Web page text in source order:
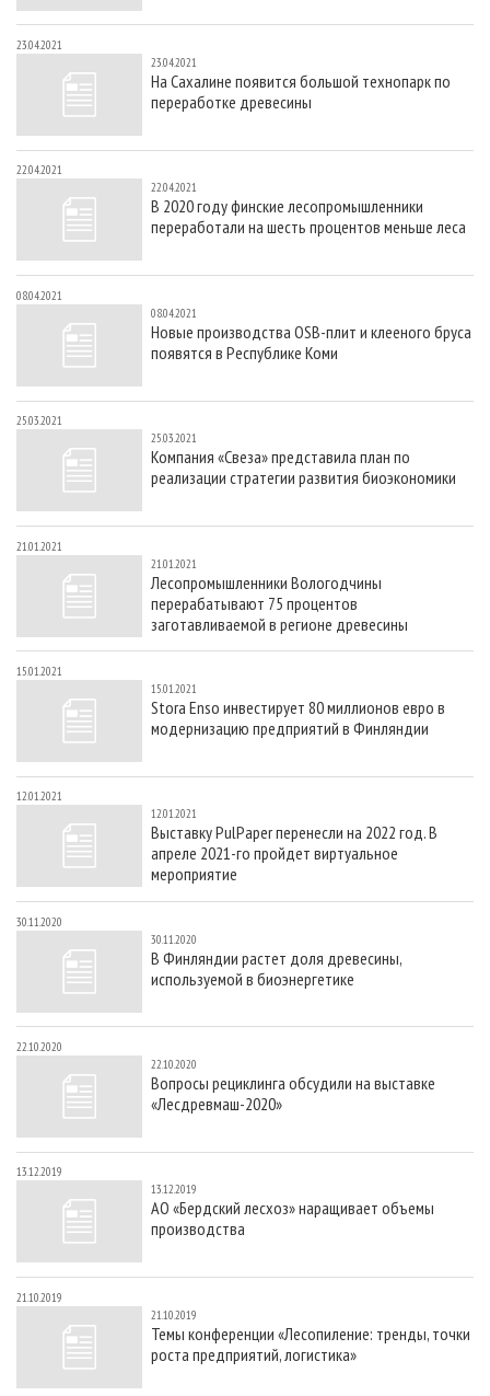
23.04.2021
23.04.2021
На Сахалине появится большой технопарк по
переработке древесины
22.04.2021
22.04.2021
В 2020 году финские лесопромышленники
переработали на шесть процентов меньше леса
08.04.2021
08.04.2021
Новые производства OSB-плит и клееного бруса
появятся в Республике Коми
25.03.2021
25.03.2021
Компания «Свеза» представила план по
реализации стратегии развития биоэкономики
21.01.2021
21.01.2021
Лесопромышленники Вологодчины
перерабатывают 75 процентов
заготавливаемой в регионе древесины
15.01.2021
15.01.2021
Stora Enso инвестирует 80 миллионов евро в
модернизацию предприятий в Финляндии
12.01.2021
12.01.2021
Выставку PulPaper перенесли на 2022 год. В
апреле 2021-го пройдет виртуальное
мероприятие
30.11.2020
30.11.2020
В Финляндии растет доля древесины,
используемой в биоэнергетике
22.10.2020
22.10.2020
Вопросы рециклинга обсудили на выставке
«Лесдревмаш-2020»
13.12.2019
13.12.2019
АО «Бердский лесхоз» наращивает объемы
производства
21.10.2019
21.10.2019
Темы конференции «Лесопиление: тренды, точки
роста предприятий, логистика»